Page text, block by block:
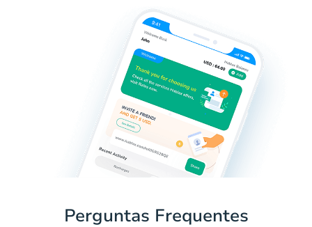
Perguntas Frequentes